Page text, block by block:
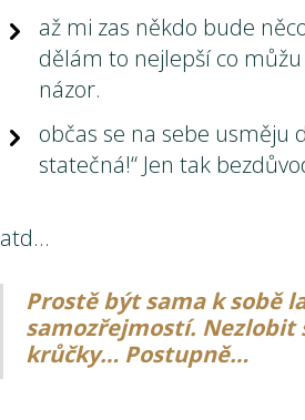
až mi zas někdo bude
dělám to nejlepší co můžu
názor.
občas se na sebe usměju
statečná!“ Jen tak
atd…
Prostě být sama k sobě
samozřejmostí. Nezlobit
krůčky… Postupně…